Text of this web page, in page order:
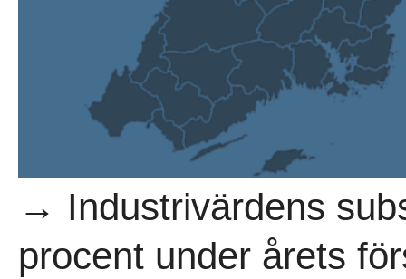
→ Industrivärdens
procent under årets